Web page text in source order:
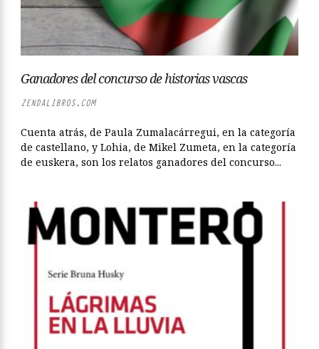
Ganadores del concurso de historias vascas
ZENDALIBROS.COM
Cuenta atrás, de Paula Zumalacárregui, en la categoría
de castellano, y Lohia, de Mikel Zumeta, en la categoría
de euskera, son los relatos ganadores del concurso...